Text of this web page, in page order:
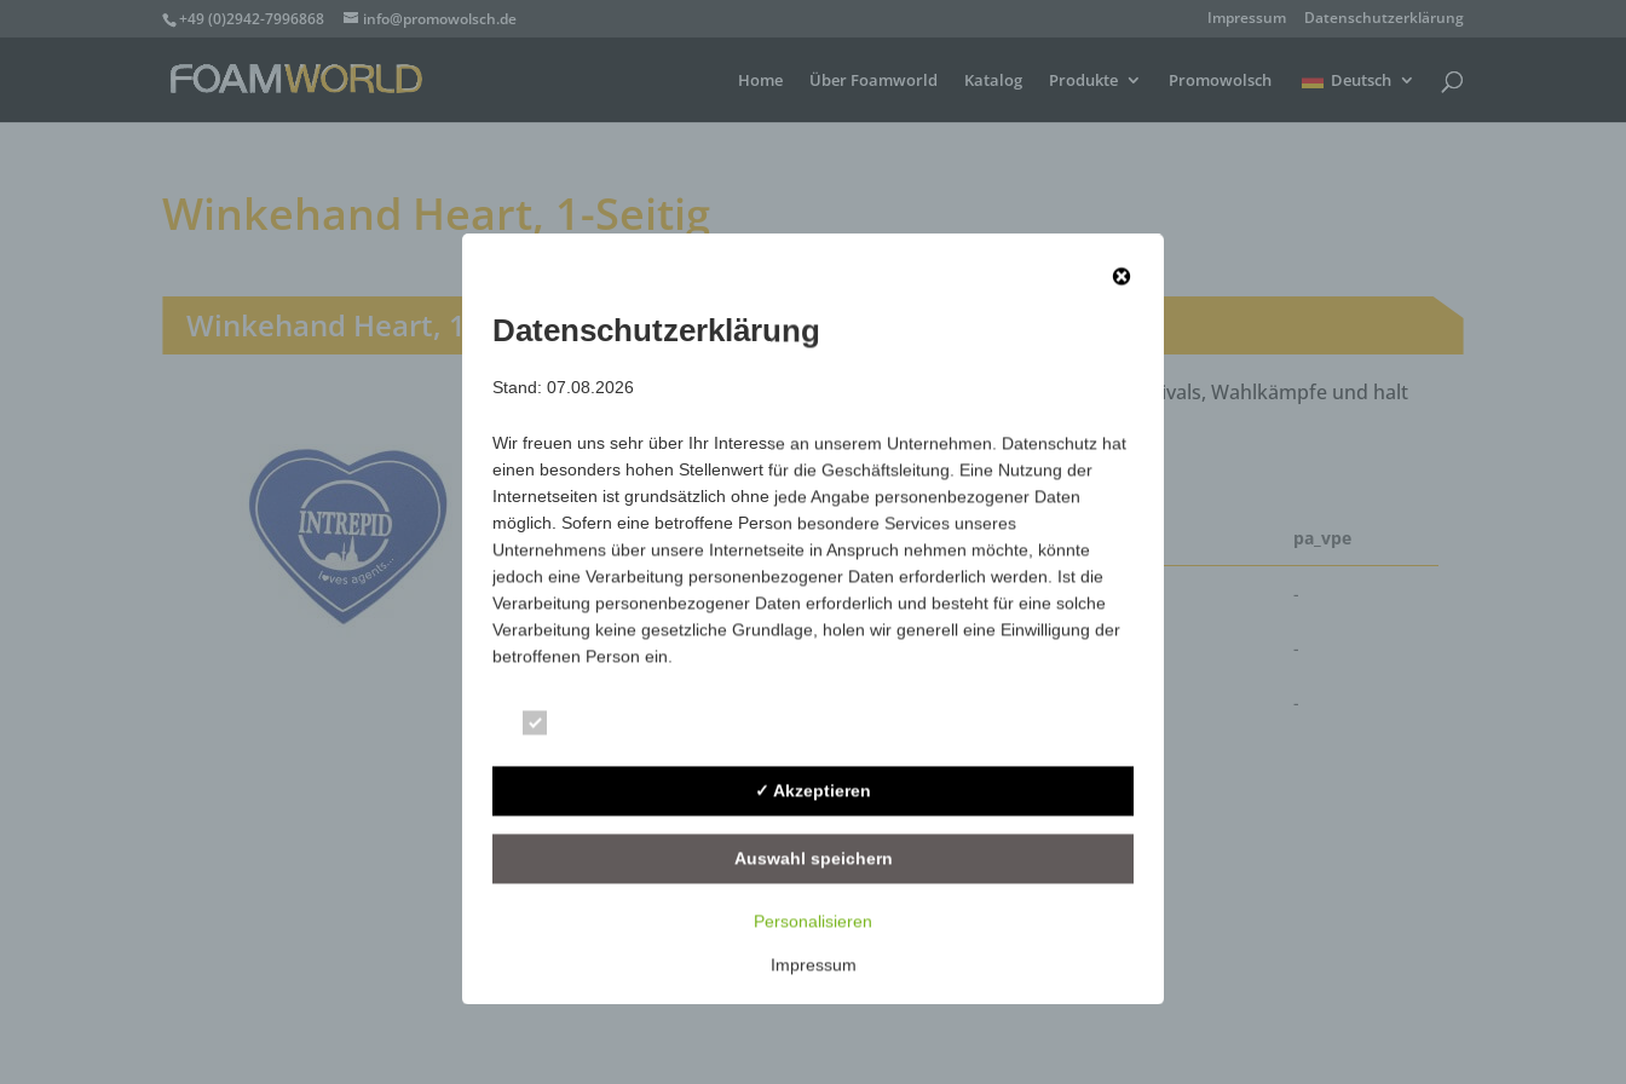
+49 (0)2942-7996868 info@promowolsch.de Impressum Datenschutzerklärung
Home Über Foamworld Katalog Produkte Promowolsch Deutsch
Winkehand Heart, 1-Seitig
Winkehand Heart, 1-Seitig
Große Winkehandschuhe für Sportveranstaltungen, Konzerte, Festivals, Wahlkämpfe und halt
Maße
H +/- 330 mm x B+/- 330 mm
Material Polyurethan (PUR) offenzellig & flammhemmend
Art.-Nr. Variante Mindestmenge pa_vpe
4243-1-0293U 250 -
4243-1-032U -
-
Datenschutzerklärung
Stand: 07.08.2026
Wir freuen uns sehr über Ihr Interesse an unserem Unternehmen. Datenschutz hat
einen besonders hohen Stellenwert für die Geschäftsleitung. Eine Nutzung der
Internetseiten ist grundsätzlich ohne jede Angabe personenbezogener Daten
möglich. Sofern eine betroffene Person besondere Services unseres
Unternehmens über unsere Internetseite in Anspruch nehmen möchte, könnte
jedoch eine Verarbeitung personenbezogener Daten erforderlich werden. Ist die
Verarbeitung personenbezogener Daten erforderlich und besteht für eine solche
Verarbeitung keine gesetzliche Grundlage, holen wir generell eine Einwilligung der
betroffenen Person ein.
Die Verarbeitung personenbezogener Daten, beispielsweise des Namens, der
Anschrift, E-Mail-Adresse oder Telefonnummer einer betroffenen Person, erfolgt
stets im Einklang mit der Datenschutz-Grundverordnung und in Übereinstimmung
mit den für uns geltenden landesspezifischen Datenschutzbestimmungen. Mittels
dieser Datenschutzerklärung möchte unser Unternehmen die Öffentlichkeit über
personenbezogenen Daten informieren. Ferner werden betroffene Personen mittels
Wir haben als für die Verarbeitung Verantwortlicher zahlreiche technische und
organisatorische Maßnahmen umgesetzt, um einen möglichst lückenlosen Schutz
der über diese Internetseite verarbeiteten personenbezogenen Daten
✓ Akzeptieren
Auswahl speichern
Personalisieren
Impressum